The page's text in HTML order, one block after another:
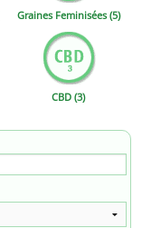
Graines Feminisées (5)
CBD (3)